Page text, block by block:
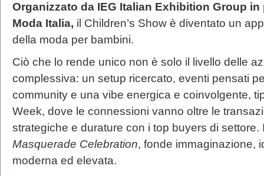
Organizzato da IEG Italian Exhibition Group
Moda Italia, il Children’s Show è diventato un
della moda per bambini.
Ciò che lo rende unico non è solo il livello delle
complessiva: un setup ricercato, eventi pensati
community e una vibe energica e coinvolgente,
Week, dove le connessioni vanno oltre le
strategiche e durature con i top buyers di
Masquerade Celebration, fonde immaginazione,
moderna ed elevata.